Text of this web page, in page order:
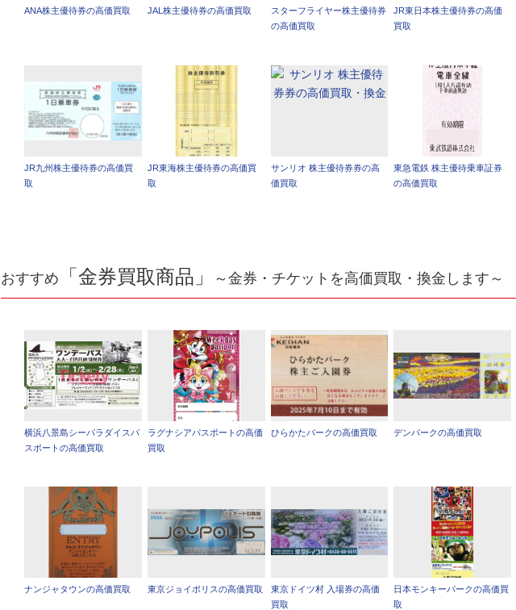
ANA株主優待券の高価買取 JAL株主優待券の高価買取
スターフライヤー株主優待券
の高価買取
JR東日本株主優待券の高価
買取
JR九州株主優待券の高価買
取
JR東海株主優待券の高価買
取
サンリオ 株主優待券券の高
価買取
東急電鉄 株主優待乗車証券
の高価買取
おすすめ 「金券買取商品」 ～金券・チケットを高価買取・換金します～
横浜八景島シーパラダイスパ
スポートの高価買取
ラグナシアパスポートの高価
買取
ひらかたパークの高価買取 デンパークの高価買取
ナンジャタウンの高価買取 東京ジョイポリスの高価買取
東京ドイツ村 入場券の高価
買取
日本モンキーパークの高価買
取